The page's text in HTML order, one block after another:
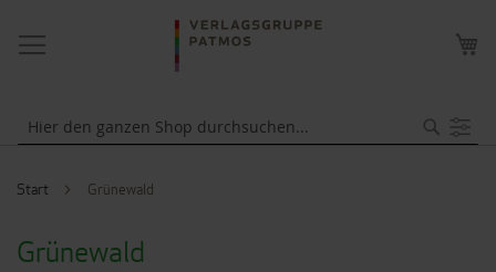
NAVIGATION
UMSCHALTEN
Start Grünewald
Grünewald